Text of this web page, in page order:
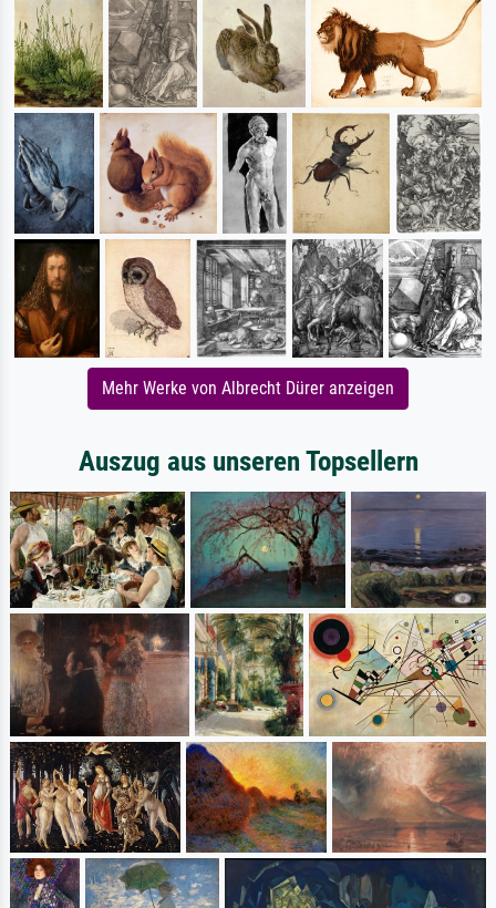
Mehr Werke von Albrecht Dürer anzeigen
Auszug aus unseren Topsellern